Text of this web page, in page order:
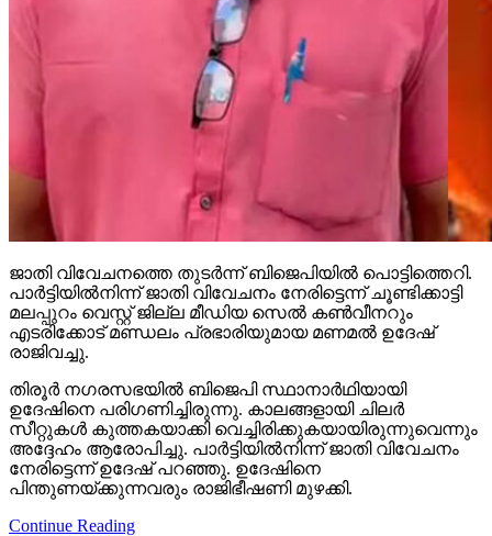
ജാതി വിവേചനത്തെ തുടര്‍ന്ന് ബിജെപിയില്‍ പൊട്ടിത്തെറി.
പാര്‍ട്ടിയില്‍നിന്ന് ജാതി വിവേചനം നേരിട്ടെന്ന് ചൂണ്ടിക്കാട്ടി
മലപ്പുറം വെസ്റ്റ് ജില്ല മീഡിയ സെല്‍ കണ്‍വീനറും
എടരിക്കോട് മണ്ഡലം പ്രഭാരിയുമായ മണമല്‍ ഉദേഷ്
രാജിവച്ചു.
തിരൂര്‍ നഗരസഭയില്‍ ബിജെപി സ്ഥാനാര്‍ഥിയായി
ഉദേഷിനെ പരിഗണിച്ചിരുന്നു. കാലങ്ങളായി ചിലര്‍
സീറ്റുകള്‍ കുത്തകയാക്കി വെച്ചിരിക്കുകയായിരുന്നുവെന്നും
അദ്ദേഹം ആരോപിച്ചു. പാര്‍ട്ടിയില്‍നിന്ന് ജാതി വിവേചനം
നേരിട്ടെന്ന് ഉദേഷ് പറഞ്ഞു. ഉദേഷിനെ
പിന്തുണയ്ക്കുന്നവരും രാജിഭീഷണി മുഴക്കി.
Continue Reading